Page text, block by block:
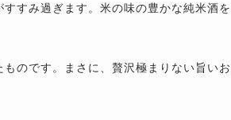
すみ過ぎます。米の味の豊かな純米酒を
のです。まさに、贅沢極まりない旨いお